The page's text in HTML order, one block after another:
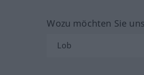
Wozu möchten Sie